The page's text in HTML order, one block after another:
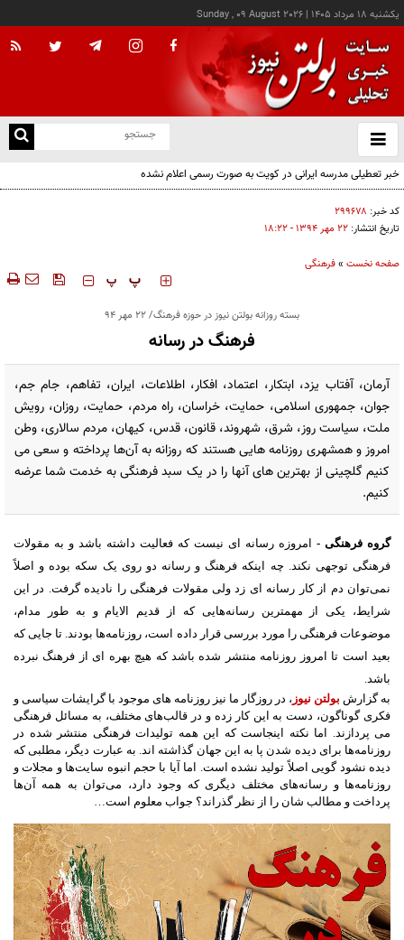
يکشنبه ۱۸ مرداد ۱۴۰۵ |
Sunday , 09 August 2026
باز
و
خبر تعطیلی مدرسه ایرانی در کویت به صورت رسمی اعلام نشده
کد خبر: ۲۹۹۶۷۸
تاریخ انتشار: ۲۲ مهر ۱۳۹۴ - ۱۸:۲۲
صفحه نخست »فرهنگی
‍‍‍ پ پ
بسته روزانه بولتن نیوز در حوزه فرهنگ/ 22 مهر 94
فرهنگ در رسانه
آرمان، آفتاب یزد، ابتکار، اعتماد، افکار، اطلاعات، ایران، تفاهم، جام جم،
جوان، جمهوری اسلامی، حمایت، خراسان، راه مردم، حمایت، روزان، رویش
ملت، سیاست روز، شرق، شهروند، قانون، قدس، کیهان، مردم سالاری، وطن
امروز و همشهری روزنامه هایی هستند که روزانه به آن‌ها پرداخته و سعی می
کنیم گلچینی از بهترین های آنها را در یک سبد فرهنگی به خدمت شما عرضه
کنیم.
گروه فرهنگی - امروزه رسانه ای نیست که فعالیت داشته باشد و به مقولات
فرهنگی توجهی نکند. چه اینکه فرهنگ و رسانه دو روی یک سکه بوده و اصلاً
نمی‌توان دم از کار رسانه ای زد ولی مقولات فرهنگی را نادیده گرفت. در این
شرایط، یکی از مهمترین رسانه‌هایی که از قدیم الایام و به طور مدام،
موضوعات فرهنگی را مورد بررسی قرار داده است، روزنامه‌ها بودند. تا جایی که
بعید است تا امروز روزنامه منتشر شده باشد که هیچ بهره ای از فرهنگ نبرده
باشد.
به گزارش بولتن نیوز ، در روزگار ما نیز روزنامه های موجود با گرایشات سیاسی و
فکری گوناگون، دست به این کار زده و در قالب‌های مختلف، به مسائل فرهنگی
می پردازند. اما نکته اینجاست که این همه تولیدات فرهنگی منتشر شده در
روزنامه‌ها برای دیده شدن پا به این جهان گذاشته اند. به عبارت دیگر، مطلبی که
دیده نشود گویی اصلاً تولید نشده است. اما آیا با حجم انبوه سایت‌ها و مجلات و
روزنامه‌ها و رسانه‌های مختلف دیگری که وجود دارد، می‌توان به همه آن‌ها
پرداخت و مطالب شان را از نظر گذراند؟ جواب معلوم است…